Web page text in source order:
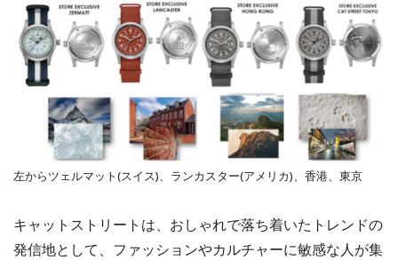
左からツェルマット(スイス)、ランカスター(アメリカ)、香港、東京
キャットストリートは、おしゃれで落ち着いたトレンドの
発信地として、ファッションやカルチャーに敏感な人が集